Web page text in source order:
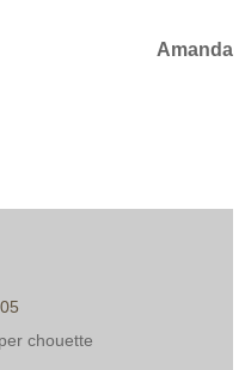
Amanda
chouette